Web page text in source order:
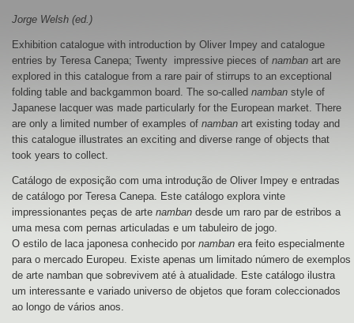
Jorge Welsh (ed.)
Exhibition catalogue with introduction by Oliver Impey and catalogue
entries by Teresa Canepa; Twenty impressive pieces of namban art are
explored in this catalogue from a rare pair of stirrups to an exceptional
folding table and backgammon board. The so-called namban style of
Japanese lacquer was made particularly for the European market. There
are only a limited number of examples of namban art existing today and
this catalogue illustrates an exciting and diverse range of objects that
took years to collect.
Catálogo de exposição com uma introdução de Oliver Impey e entradas
de catálogo por Teresa Canepa. Este catálogo explora vinte
impressionantes peças de arte namban desde um raro par de estribos a
uma mesa com pernas articuladas e um tabuleiro de jogo.
O estilo de laca japonesa conhecido por namban era feito especialmente
para o mercado Europeu. Existe apenas um limitado número de exemplos
de arte namban que sobrevivem até à atualidade. Este catálogo ilustra
um interessante e variado universo de objetos que foram coleccionados
ao longo de vários anos.